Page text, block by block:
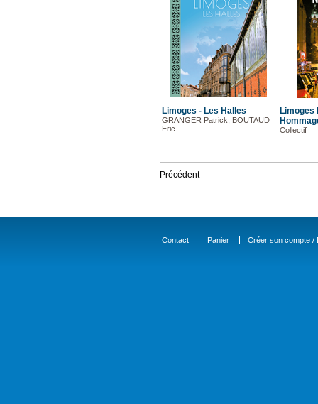
Limoges - Les Halles
GRANGER Patrick, BOUTAUD
Eric
Limoges
Collectif
Précédent
Contact Panier Créer son compte /